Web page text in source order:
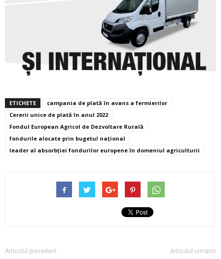
ETICHETE
campania de plată în avans a fermierilor
Cererii unice de plată în anul 2022
Fondul European Agricol de Dezvoltare Rurală
fondurile alocate prin bugetul naţional
leader al absorbţiei fondurilor europene în domeniul agriculturii
Articolul precedent Articolul următor